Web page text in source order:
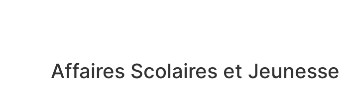
Affaires Scolaires et Jeunesse